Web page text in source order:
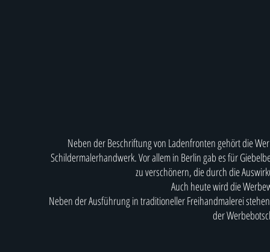
Neben der Beschriftung von Ladenfronten gehört die
Schildermalerhandwerk. Vor allem in Berlin gab es für
zu verschönern, die durch die
Auch heute wird die
Neben der Ausführung in traditioneller Freihandmalerei
der